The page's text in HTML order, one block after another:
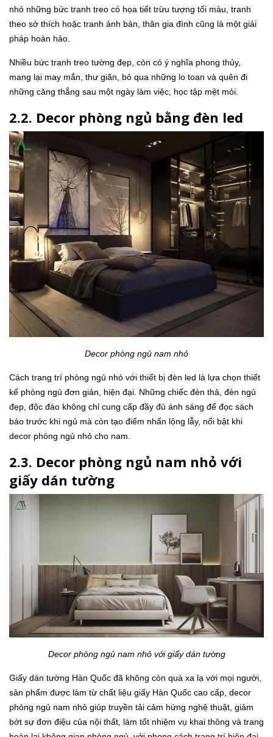
nhỏ những bức tranh treo có họa tiết trừu tượng tối màu, tranh
theo sở thích hoặc tranh ảnh bản, thân gia đình cũng là một giải
pháp hoàn hảo.
Nhiều bức tranh treo tường đẹp, còn có ý nghĩa phong thủy,
mang lại may mắn, thư giãn, bỏ qua những lo toan và quên đi
những căng thẳng sau một ngày làm việc, học tập mệt mỏi.
2.2. Decor phòng ngủ bằng đèn led
Decor phòng ngủ nam nhỏ
Cách trang trí phòng ngủ nhỏ với thiết bị đèn led là lựa chọn thiết
kế phòng ngủ đơn giản, hiện đại. Những chiếc đèn thả, đèn ngủ
đẹp, độc đáo không chỉ cung cấp đầy đủ ánh sáng để đọc sách
báo trước khi ngủ mà còn tạo điểm nhấn lộng lẫy, nổi bật khi
decor phòng ngủ nhỏ cho nam.
2.3. Decor phòng ngủ nam nhỏ với
giấy dán tường
Decor phòng ngủ nam nhỏ với giấy dán tường
Giấy dán tường Hàn Quốc đã không còn quá xa lạ với mọi người,
sản phẩm được làm từ chất liệu giấy Hàn Quốc cao cấp, decor
phòng ngủ nam nhỏ giúp truyền tải cảm hứng nghệ thuật, giảm
bớt sự đơn điệu của nội thất, làm tốt nhiệm vụ khai thông và trang